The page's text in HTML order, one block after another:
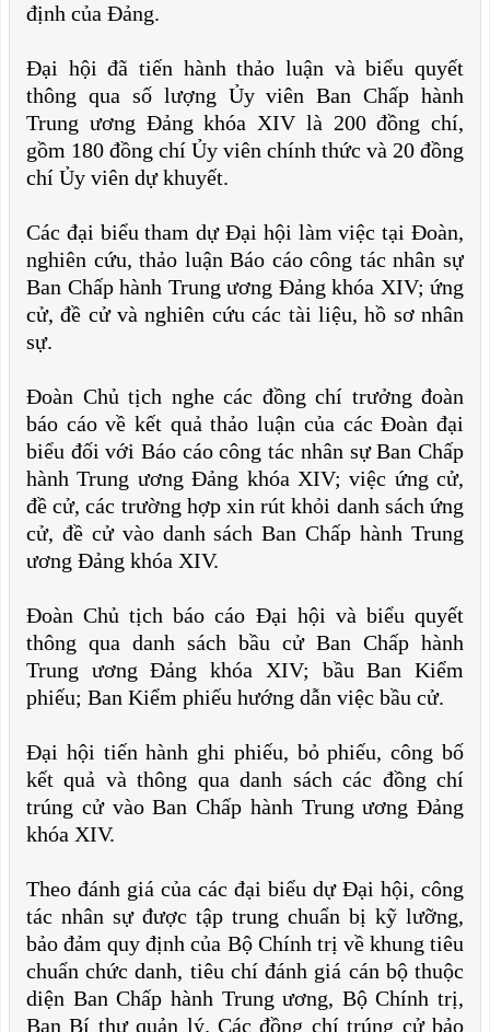
định của Đảng.
Đại hội đã tiến hành thảo luận và biểu quyết
thông qua số lượng Ủy viên Ban Chấp hành
Trung ương Đảng khóa XIV là 200 đồng chí,
gồm 180 đồng chí Ủy viên chính thức và 20 đồng
chí Ủy viên dự khuyết.
Các đại biểu tham dự Đại hội làm việc tại Đoàn,
nghiên cứu, thảo luận Báo cáo công tác nhân sự
Ban Chấp hành Trung ương Đảng khóa XIV; ứng
cử, đề cử và nghiên cứu các tài liệu, hồ sơ nhân
sự.
Đoàn Chủ tịch nghe các đồng chí trưởng đoàn
báo cáo về kết quả thảo luận của các Đoàn đại
biểu đối với Báo cáo công tác nhân sự Ban Chấp
hành Trung ương Đảng khóa XIV; việc ứng cử,
đề cử, các trường hợp xin rút khỏi danh sách ứng
cử, đề cử vào danh sách Ban Chấp hành Trung
ương Đảng khóa XIV.
Đoàn Chủ tịch báo cáo Đại hội và biểu quyết
thông qua danh sách bầu cử Ban Chấp hành
Trung ương Đảng khóa XIV; bầu Ban Kiểm
phiếu; Ban Kiểm phiếu hướng dẫn việc bầu cử.
Đại hội tiến hành ghi phiếu, bỏ phiếu, công bố
kết quả và thông qua danh sách các đồng chí
trúng cử vào Ban Chấp hành Trung ương Đảng
khóa XIV.
Theo đánh giá của các đại biểu dự Đại hội, công
tác nhân sự được tập trung chuẩn bị kỹ lưỡng,
bảo đảm quy định của Bộ Chính trị về khung tiêu
chuẩn chức danh, tiêu chí đánh giá cán bộ thuộc
diện Ban Chấp hành Trung ương, Bộ Chính trị,
Ban Bí thư quản lý. Các đồng chí trúng cử bảo